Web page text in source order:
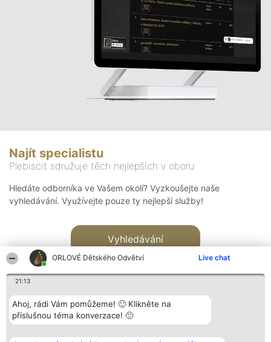
ORLOVÉ Dětského Odvětví Live chat
21:13
Ahoj, rádi Vám pomůžeme! 🙂 Klikněte na
příslušnou téma konverzace! 🙂
Najít specialistu
Plebiscit sdružuje těch nejlepších v oboru
Hledáte odborníka ve Vašem okolí? Vyzkoušejte naše
vyhledávání. Využívejte pouze ty nejlepší služby!
Vyhledávání
Bright Side Solutions sp. z o. Vítězové Kontakt